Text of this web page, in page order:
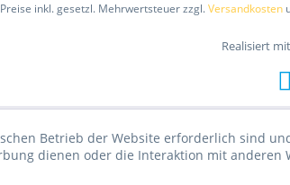
inkl. gesetzl. Mehrwertsteuer zzgl.Versandkosten
Realisiert
Betrieb der Website erforderlich sind
dienen oder die Interaktion mit anderen